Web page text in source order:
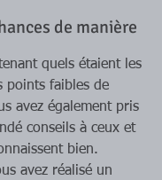
de manière
quels étaient les
points faibles de
avez également pris
conseils à ceux et
bien.
avez réalisé un